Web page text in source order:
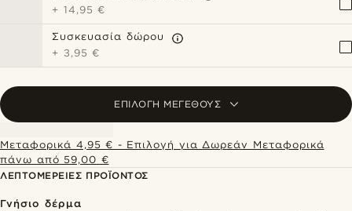
+ 14,95 €
Συσκευασία δώρου
+ 3,95 €
ΕΠΙΛΟΓΉ ΜΕΓΈΘΟΥΣ
Μεταφορικά 4,95 € - Επιλογή για Δωρεάν Μεταφορικά
πάνω από 59,00 €
ΛΕΠΤΟΜΈΡΕΙΕΣ ΠΡΟΪΌΝΤΟΣ
Γνήσιο δέρμα